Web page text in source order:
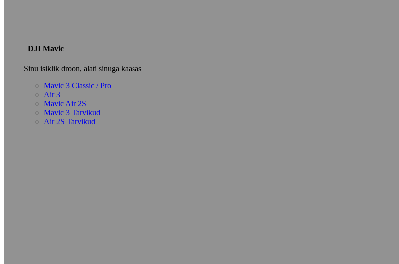
DJI Mavic
Sinu isiklik droon, alati sinuga kaasas
Mavic 3 Classic / Pro
Air 3
Mavic Air 2S
Mavic 3 Tarvikud
Air 2S Tarvikud